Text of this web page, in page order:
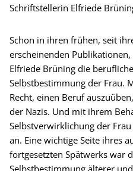
Schriftstellerin Elfriede
Schon in ihren frühen, seit
erscheinenden
Elfriede Brüning die
Selbstbestimmung der Frau.
Recht, einen Beruf
der Nazis. Und mit ihrem
Selbstverwirklichung der
an. Eine wichtige Seite ihres
fortgesetzten Spätwerks war
Selbstbestimmung älterer